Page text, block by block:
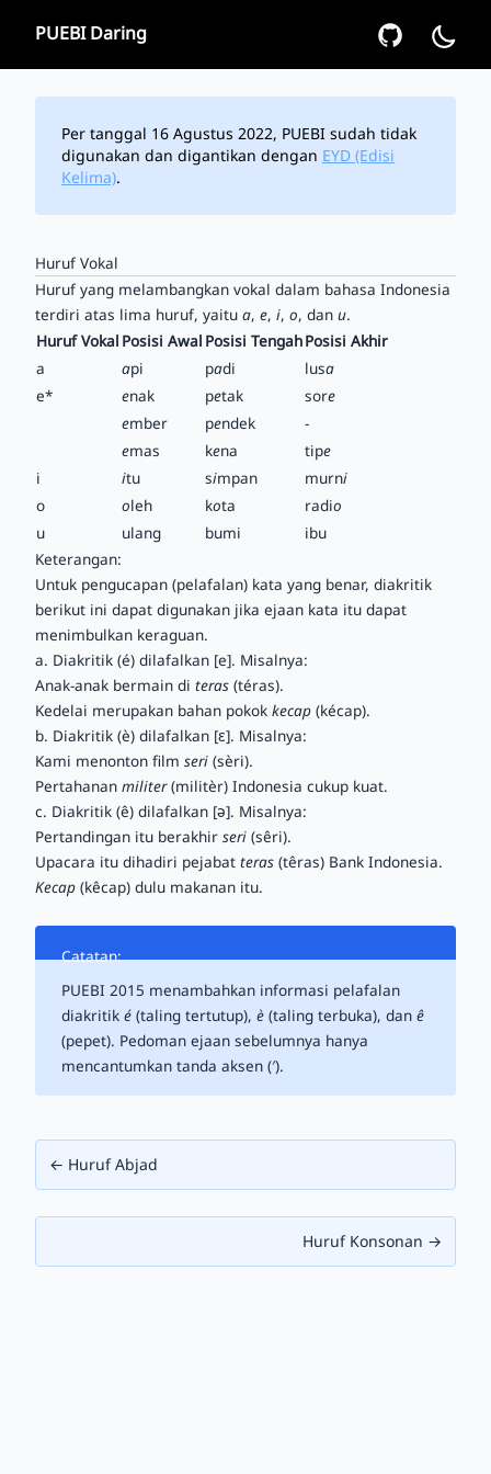
PUEBI Daring
Per tanggal 16 Agustus 2022, PUEBI sudah tidak
digunakan dan digantikan dengan EYD (Edisi
Kelima).
Huruf Vokal
Huruf yang melambangkan vokal dalam bahasa Indonesia
terdiri atas lima huruf, yaitu a, e, i, o, dan u.
Huruf Vokal Posisi Awal Posisi TengahPosisi Akhir
a
api padi lusa
e*
enak petak sore
ember pendek
-
emas kena tipe
i
itu simpan murni
o
oleh kota radio
u
ulang bumi
ibu
Keterangan:
Untuk pengucapan (pelafalan) kata yang benar, diakritik
berikut ini dapat digunakan jika ejaan kata itu dapat
menimbulkan keraguan.
a. Diakritik (é) dilafalkan [e]. Misalnya:
Anak-anak bermain di teras (téras).
Kedelai merupakan bahan pokok kecap (kécap).
b. Diakritik (è) dilafalkan [ɛ]. Misalnya:
Kami menonton film seri (sèri).
Pertahanan militer(militèr) Indonesia cukup kuat.
c. Diakritik (ê) dilafalkan [ə]. Misalnya:
Pertandingan itu berakhir seri (sêri).
Upacara itu dihadiri pejabat teras (têras) Bank Indonesia.
Kecap (kêcap) dulu makanan itu.
Catatan:
PUEBI 2015 menambahkan informasi pelafalan
diakritik é (taling tertutup), è (taling terbuka), dan ê
(pepet). Pedoman ejaan sebelumnya hanya
mencantumkan tanda aksen (′).
← Huruf Abjad
Huruf Konsonan →